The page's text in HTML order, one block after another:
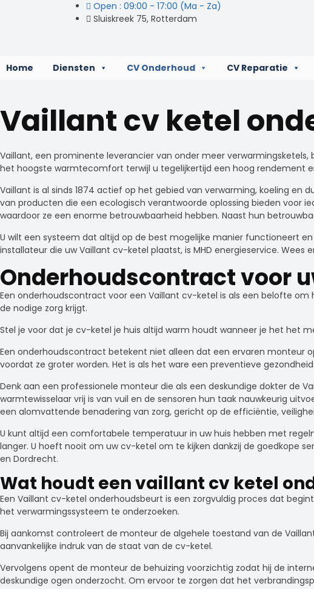
Open : 09:00 - 17:00 (Ma - Za)
Sluiskreek 75, Rotterdam
Home Diensten CV Onderhoud CV Reparatie
Vaillant cv ketel
Vaillant, een prominente leverancier van onder meer
het hoogste warmtecomfort terwijl u tegelijkertijd een hoog rendement
Vaillant is al sinds 1874 actief op het gebied van verwarming, koeling
van producten die een ecologisch verantwoorde oplossing bieden voor
waardoor ze een enorme betrouwbaarheid hebben. Naast hun
U wilt een systeem dat altijd op de best mogelijke manier functioneert
installateur die uw Vaillant cv-ketel plaatst, is MHD energieservice. Wees
Onderhoudscontract voor
Een onderhoudscontract voor een Vaillant cv-ketel is als een belofte
de nodige zorg krijgt.
Stel je voor dat je cv-ketel je huis altijd warm houdt wanneer je het het
Een onderhoudscontract betekent niet alleen dat een ervaren monteur
voordat ze groter worden. Het is als het ware een preventieve
Denk aan een professionele monteur die als een deskundige dokter de
warmtewisselaar vrij is van vuil en de sensoren hun taak nauwkeurig
een alomvattende benadering van zorg, gericht op de efficiëntie,
U kunt altijd een comfortabele temperatuur in uw huis hebben met
langer. U hoeft nooit om uw cv-ketel om te kijken dankzij de goedkope
en Dordrecht.
Wat houdt een vaillant cv ketel
Een Vaillant cv-ketel onderhoudsbeurt is een zorgvuldig proces dat
het verwarmingssysteem te onderzoeken.
Bij aankomst controleert de monteur de algehele toestand van de
aanvankelijke indruk van de staat van de cv-ketel.
Vervolgens opent de monteur de behuizing voorzichtig zodat hij de
deskundige ogen onderzocht. Om ervoor te zorgen dat het